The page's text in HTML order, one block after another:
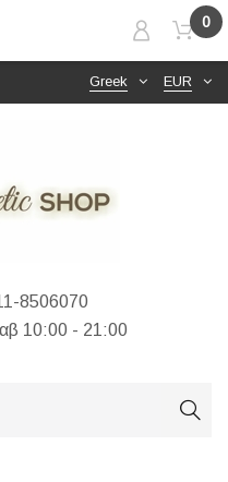
EUR
Greek
8506070
10:00 - 21:00
0